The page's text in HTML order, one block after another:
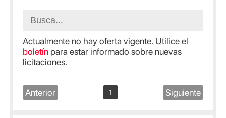
Actualmente no hay oferta vigente. Utilice el
boletín para estar informado sobre nuevas
licitaciones.
Anterior 1 Siguiente